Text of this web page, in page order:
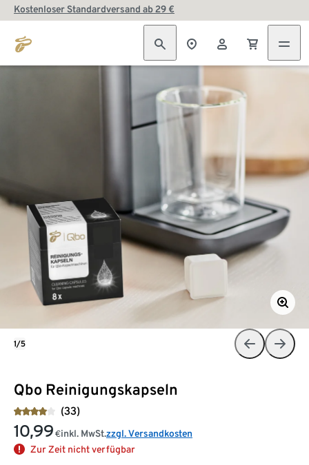
Kostenloser Standardversand ab 29 €
Qbo Reinigungskapseln
(33)
10,99 €inkl. MwSt.zzgl. Versandkosten
Zur Zeit nicht verfügbar
1/5